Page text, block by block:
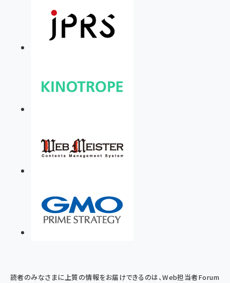
読者のみなさまに上質の情報をお届けできるのは、Web担当者Forum